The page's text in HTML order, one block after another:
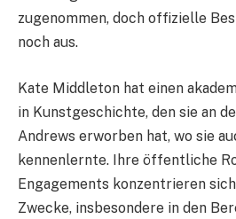
zugenommen, doch offizielle
noch aus.
Kate Middleton hat einen
in Kunstgeschichte, den sie an
Andrews erworben hat, wo sie
kennenlernte. Ihre öffentliche
Engagements konzentrieren
Zwecke, insbesondere in den